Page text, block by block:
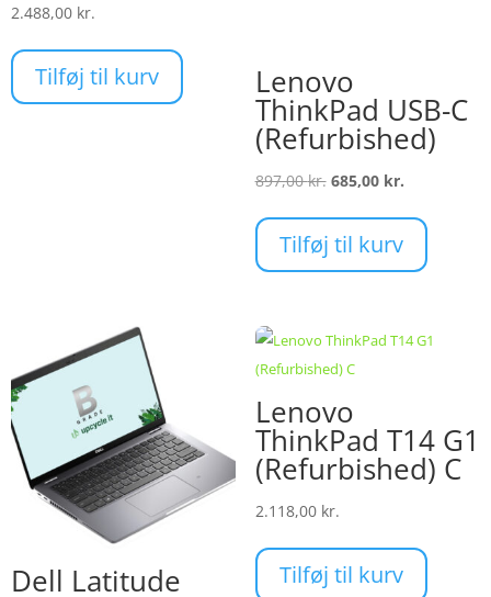
2.488,00 kr.
Tilføj til kurv Lenovo
ThinkPad USB-C
(Refurbished)
897,00kr. Den
pris
var:
685,00 kr.Den
pris
er:
Tilføj til kurv
Dell Latitude
Lenovo
ThinkPad T14 G1
(Refurbished) C
2.118,00 kr.
Tilføj til kurv